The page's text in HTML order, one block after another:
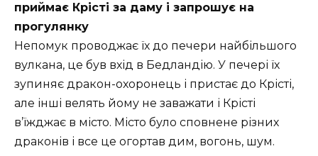
приймає Крісті за даму і запрошує на
прогулянку
Непомук проводжає їх до печери найбільшого
вулкана, це був вхід в Бедландію. У печері їх
зупиняє дракон-охоронець і пристає до Крісті,
але інші велять йому не заважати і Крісті
в’їжджає в місто. Місто було сповнене різних
драконів і все це огортав дим, вогонь, шум.